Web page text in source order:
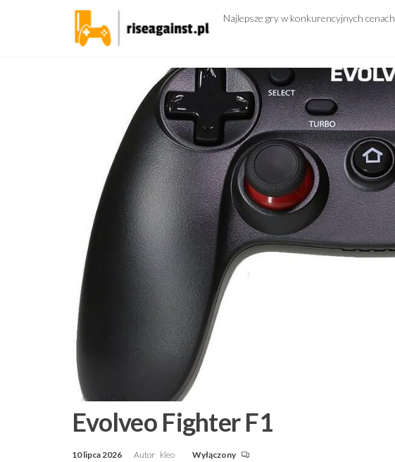
Najlepsze gry w konkurencyjnych cenach
Evolveo Fighter F1
10 lipca 2026 Autor kleo Wyłączony